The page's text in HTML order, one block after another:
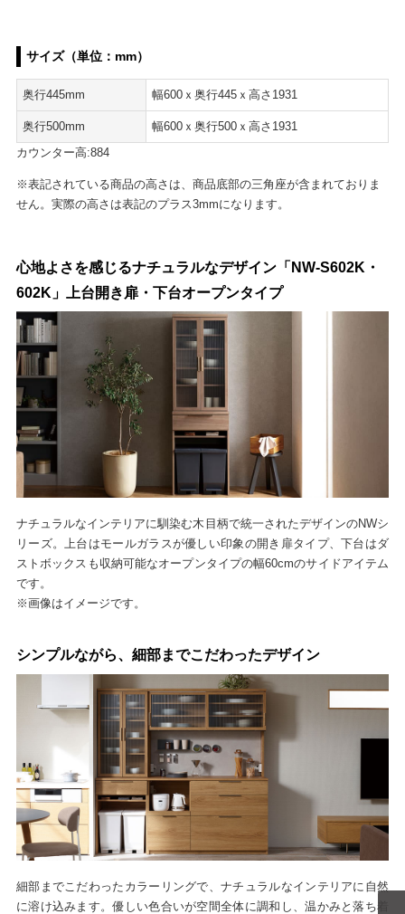
サイズ（単位：mm）
奥行445mm 幅600ｘ奥行445ｘ高さ1931
奥行500mm
幅600ｘ奥行500ｘ高さ1931
カウンター高:884
※表記されている商品の高さは、商品底部の三角座が含まれておりま
せん。実際の高さは表記のプラス3mmになります。
心地よさを感じるナチュラルなデザイン「NW-S602K・
602K」上台開き扉・下台オープンタイプ
ナチュラルなインテリアに馴染む木目柄で統一されたデザインのNWシ
リーズ。上台はモールガラスが優しい印象の開き扉タイプ、下台はダ
ストボックスも収納可能なオープンタイプの幅60cmのサイドアイテム
です。
※画像はイメージです。
シンプルながら、細部までこだわったデザイン
細部までこだわったカラーリングで、ナチュラルなインテリアに自然
に溶け込みます。優しい色合いが空間全体に調和し、温かみと落ち着